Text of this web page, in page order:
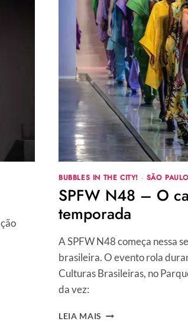
BUBBLES IN THE CITY! · SÃO
SPFW N48 – O
temporada
A SPFW N48 começa nessa
brasileira. O evento rola
Culturas Brasileiras, no
da vez:
LEIA MAIS SPFW